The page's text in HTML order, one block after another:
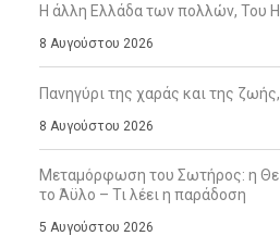
Η άλλη Ελλάδα των πολλών, Του
8 Αυγούστου 2026
Πανηγύρι της χαράς και της
8 Αυγούστου 2026
Μεταμόρφωση του Σωτήρος: η
το Άϋλο – Τι λέει η παράδοση
5 Αυγούστου 2026